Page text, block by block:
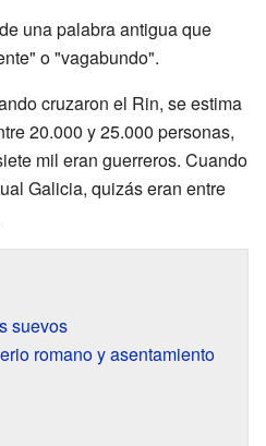
una palabra antigua que
o "vagabundo".
cruzaron el Rin, se estima
20.000 y 25.000 personas,
mil eran guerreros. Cuando
Galicia, quizás eran entre
suevos
romano y asentamiento